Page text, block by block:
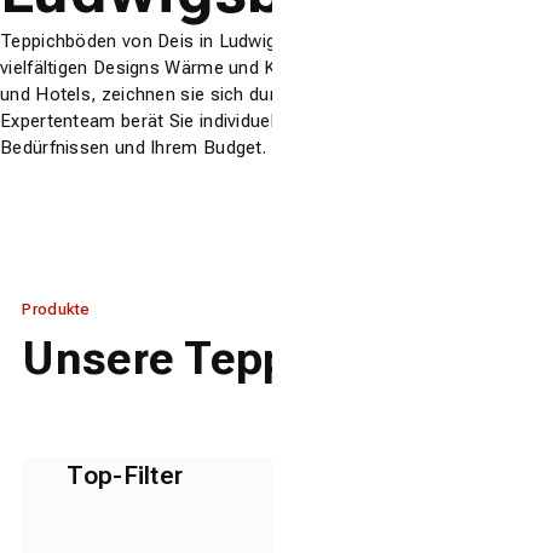
Teppichböden von Deis in Ludwigsburg verleihen Räumen mit
vielfältigen Designs Wärme und Komfort. Ideal für Häuser, Büros
und Hotels, zeichnen sie sich durch Langlebigkeit aus. Unser
Expertenteam berät Sie individuell, passend zu Ihren
Bedürfnissen und Ihrem Budget.
Produkte
Unsere Teppichböden
Top-Filter